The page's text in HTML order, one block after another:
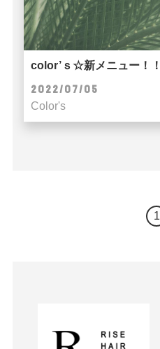
color’ｓ☆新メニュー！
2022/07/05
Color's
1